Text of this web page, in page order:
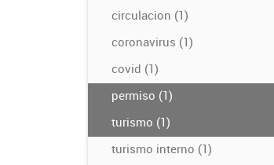
circulacion (1)
coronavirus (1)
covid (1)
permiso (1)
turismo (1)
turismo interno (1)